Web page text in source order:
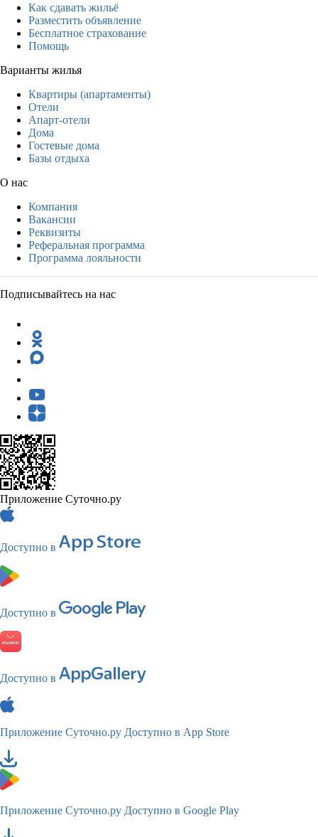
Как сдавать жильё
Разместить объявление
Бесплатное страхование
Помощь
Варианты жилья
Квартиры (апартаменты)
Отели
Апарт-отели
Дома
Гостевые дома
Базы отдыха
О нас
Компания
Вакансии
Реквизиты
Реферальная программа
Программа лояльности
Подписывайтесь на нас
Приложение Суточно.ру
Доступно в
Доступно в
Доступно в
Приложение Суточно.ру Доступно в App Store
Приложение Суточно.ру Доступно в Google Play